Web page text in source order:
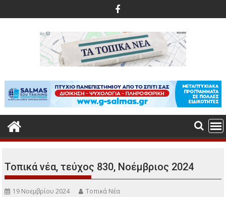
στο
περιεχόμενο
Τοπικά νέα, τεύχος 830, Νοέμβριος 2024
19 Νοεμβρίου 2024 Τοπικά Νέα